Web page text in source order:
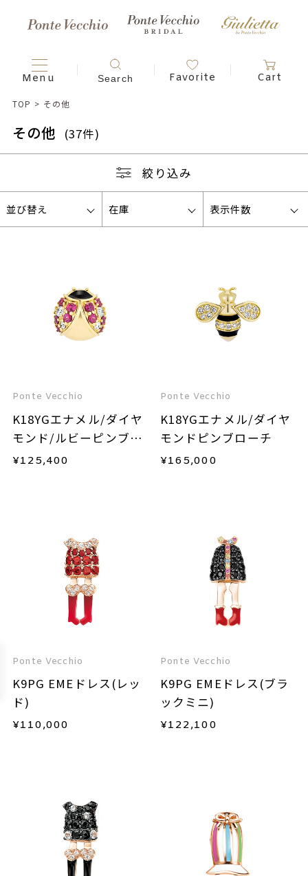
TOP > その他
その他 (37件)
絞り込み
並び替え 在庫 表示件数
Ponte Vecchio
K18YGエナメル/ダイヤ
モンド/ルビーピンブロ
ーチ
¥125,400
Ponte Vecchio
K18YGエナメル/ダイヤ
モンドピンブローチ
¥165,000
Ponte Vecchio
K9PG EMEドレス(レッ
ド)
¥110,000
Ponte Vecchio
K9PG EMEドレス(ブラ
ックミニ)
¥122,100